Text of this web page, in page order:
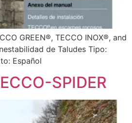
GREEN®, TECCO INOX®, and
de Taludes Tipo:
Español
SPIDER